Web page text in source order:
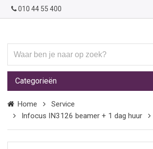
010 44 55 400
ben
je
naar
op
zoek?
Categorieën
Home
Service
Infocus IN3126 beamer + 1 dag huur